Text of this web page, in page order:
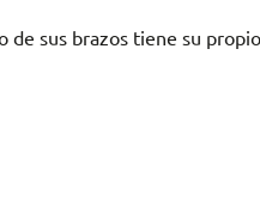
de sus brazos tiene su propio